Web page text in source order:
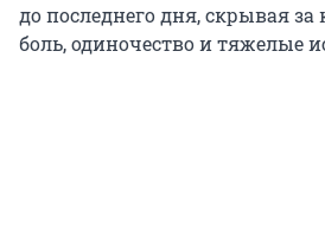
до последнего дня, скрывая
боль, одиночество и тяжелые